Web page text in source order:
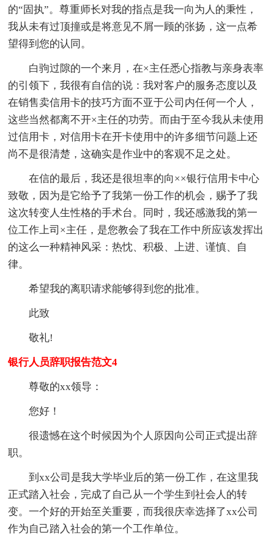
的“固执”。尊重师长对我的指点是我一向为人的秉性，
我从未有过顶撞或是将意见不屑一顾的张扬，这一点希
望得到您的认同。
白驹过隙的一个来月，在×主任悉心指教与亲身表率
的引领下，我很有自信的说：我对客户的服务态度以及
在销售卖信用卡的技巧方面不亚于公司内任何一个人，
这些当然都离不开×主任的功劳。而由于至今我从未使用
过信用卡，对信用卡在开卡使用中的许多细节问题上还
尚不是很清楚，这确实是作业中的客观不足之处。
在信的最后，我还是很坦率的向××银行信用卡中心
致敬，因为是它给予了我第一份工作的机会，赐予了我
这次转变人生性格的手术台。同时，我还感激我的第一
位工作上司×主任，是您教会了我在工作中所应该发挥出
的这么一种精神风采：热忱、积极、上进、谨慎、自
律。
希望我的离职请求能够得到您的批准。
此致
敬礼!
银行人员辞职报告范文4
尊敬的xx领导：
您好！
很遗憾在这个时候因为个人原因向公司正式提出辞
职。
到xx公司是我大学毕业后的第一份工作，在这里我
正式踏入社会，完成了自己从一个学生到社会人的转
变。一个好的开始至关重要，而我很庆幸选择了xx公司
作为自己踏入社会的第一个工作单位。